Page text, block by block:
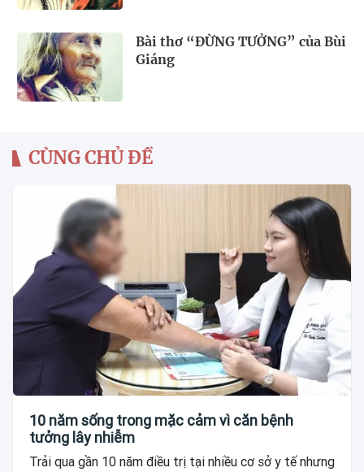
Bài thơ “ĐỪNG TƯỞNG” của Bùi
Giáng
CÙNG CHỦ ĐỀ
10 năm sống trong mặc cảm vì căn bệnh
tưởng lây nhiễm
Trải qua gần 10 năm điều trị tại nhiều cơ sở y tế nhưng